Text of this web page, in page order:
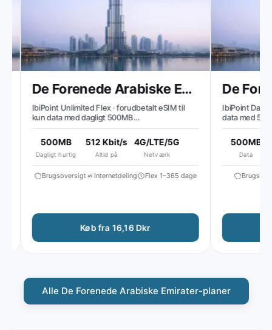
De Forenede Arabiske Emirater
IbiPoint Unlimited Flex · forudbetalt eSIM til
kun data med dagligt 500MB
hastighed til ~512 Kbit/s*
500MB
Dagligt hurtig
512 Kbit/s
Altid på
4G/LTE/5G
Netværk
Brugsoversigt Internetdeling Flex 1–365 dage
Køb fra 16,16 Dkr
IbiPoint Data
data med
500MB
Data
Alle De Forenede Arabiske Emirater-planer